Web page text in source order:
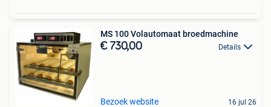
MS 100 Volautomaat broedmachine
€ 730,00 Details
Bezoek website 16 jul 26